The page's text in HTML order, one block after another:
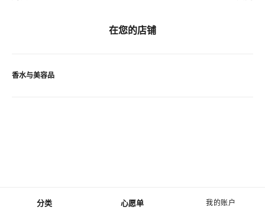
菜单 - 主导航
分类 心愿单 我的账户
在您的店铺
香水与美容品